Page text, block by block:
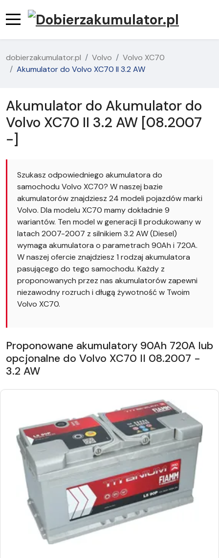
dobierzakumulator.pl Volvo
Volvo XC70
Akumulator do Volvo XC70 II 3.2 AW
Akumulator do Akumulator do
Volvo XC70 II 3.2 AW [08.2007
-]
Szukasz odpowiedniego akumulatora do
samochodu Volvo XC70? W naszej bazie
akumulatorów znajdziesz 24 modeli pojazdów marki
Volvo. Dla modelu XC70 mamy dokładnie 9
wariantów. Ten model w generacji II produkowany w
latach 2007-2007 z silnikiem 3.2 AW (Diesel)
wymaga akumulatora o parametrach 90Ah i 720A.
W naszej ofercie znajdziesz 1 rodzaj akumulatora
pasującego do tego samochodu. Każdy z
proponowanych przez nas akumulatorów zapewni
niezawodny rozruch i długą żywotność w Twoim
Volvo XC70.
Proponowane akumulatory 90Ah 720A lub
opcjonalne do Volvo XC70 II 08.2007 -
3.2 AW